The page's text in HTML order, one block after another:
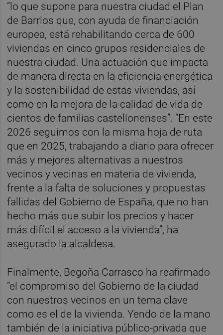
“lo que supone para nuestra ciudad el Plan
de Barrios que, con ayuda de financiación
europea, está rehabilitando cerca de 600
viviendas en cinco grupos residenciales de
nuestra ciudad. Una actuación que impacta
de manera directa en la eficiencia energética
y la sostenibilidad de estas viviendas, así
como en la mejora de la calidad de vida de
cientos de familias castellonenses”. “En este
2026 seguimos con la misma hoja de ruta
que en 2025, trabajando a diario para ofrecer
más y mejores alternativas a nuestros
vecinos y vecinas en materia de vivienda,
frente a la falta de soluciones y propuestas
fallidas del Gobierno de España, que no han
hecho más que subir los precios y hacer
más difícil el acceso a la vivienda”, ha
asegurado la alcaldesa.
Finalmente, Begoña Carrasco ha reafirmado
“el compromiso del Gobierno de la ciudad
con nuestros vecinos en un tema clave
como es el de la vivienda. Yendo de la mano
también de la iniciativa público-privada que